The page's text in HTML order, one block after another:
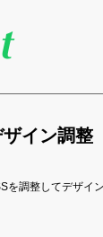
イン調整
を調整してデザイ